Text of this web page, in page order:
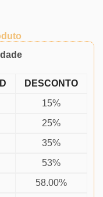
DESCONTO
15%
25%
35%
53%
58.00%